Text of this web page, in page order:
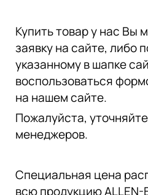
Купить товар у нас Вы
заявку на сайте, либо
указанному в шапке
воспользоваться
на нашем сайте.
Пожалуйста,
менеджеров.
Специальная цена
всю продукцию ALLEN-